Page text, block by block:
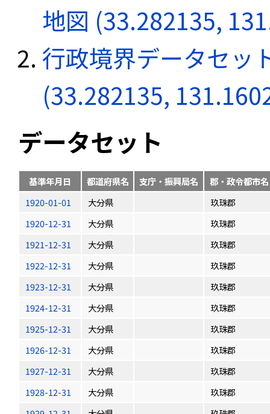
地図 (33.282135,
行政境界データセッ
(33.282135,
データセット
基準年月日 都道府県名 支庁・振興局名
郡・政令都市名
1920-01-01
大分県
玖珠郡
1920-12-31
大分県
玖珠郡
1921-12-31
大分県
玖珠郡
1922-12-31
大分県
玖珠郡
1923-12-31
大分県
玖珠郡
1924-12-31
大分県
玖珠郡
1925-12-31
大分県
玖珠郡
1926-12-31
大分県
玖珠郡
1927-12-31
大分県
玖珠郡
1928-12-31
大分県
玖珠郡